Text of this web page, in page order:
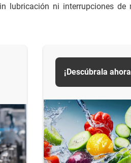
lubricación ni interrupciones de
¡Descúbrala